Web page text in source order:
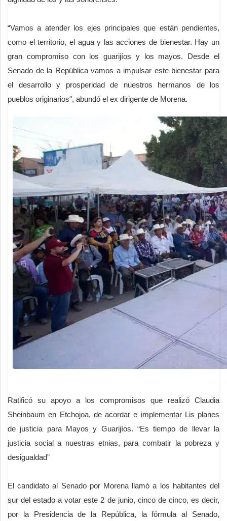
“Vamos a atender los ejes principales que están pendientes,
como el territorio, el agua y las acciones de bienestar. Hay un
gran compromiso con los guarijíos y los mayos. Desde el
Senado de la República vamos a impulsar este bienestar para
el desarrollo y prosperidad de nuestros hermanos de los
pueblos originarios", abundó el ex dirigente de Morena.
Ratificó su apoyo a los compromisos que realizó Claudia
Sheinbaum en Etchojoa, de acordar e implementar Lis planes
de justicia para Mayos y Guarijíos. “Es tiempo de llevar la
justicia social a nuestras etnias, para combatir la pobreza y
desigualdad”
El candidato al Senado por Morena llamó a los habitantes del
sur del estado a votar este 2 de junio, cinco de cinco, es decir,
por la Presidencia de la República, la fórmula al Senado,